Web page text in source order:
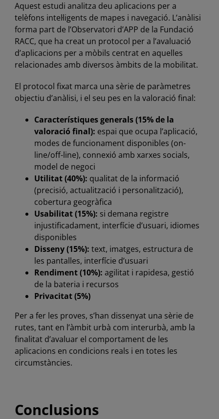
Aquest estudi analitza deu aplicacions per a
telèfons intel·ligents de mapes i navegació. L’anàlisi
forma part de l’Observatori d’APP de la Fundació
RACC, que ha creat un protocol per a l’avaluació
d’aplicacions per a mòbils centrat en aquelles
relacionades amb diversos àmbits de la mobilitat.
El protocol fixat marca una sèrie de paràmetres
objectiu d’anàlisi, i el seu pes en la valoració final:
Característiques generals (15% de la
valoració final): espai que ocupa l’aplicació,
modes de funcionament disponibles (on-
line/off-line), connexió amb xarxes socials,
model de negoci
Utilitat (40%): qualitat de la informació
(precisió, actualització i personalització),
cobertura geogràfica
Usabilitat (15%): si demana registre
injustificadament, interfície d’usuari, idiomes
disponibles
Disseny (15%): text, imatges, estructura de
les pantalles, interfície d’usuari
Rendiment (10%): agilitat i rapidesa, gestió
de la bateria i recursos
Privacitat (5%)
Per a fer les proves, s’han dissenyat una sèrie de
rutes, tant en l’àmbit urbà com interurbà, amb la
finalitat d’avaluar el comportament de les
aplicacions en condicions reals i en totes les
circumstàncies.
Conclusions